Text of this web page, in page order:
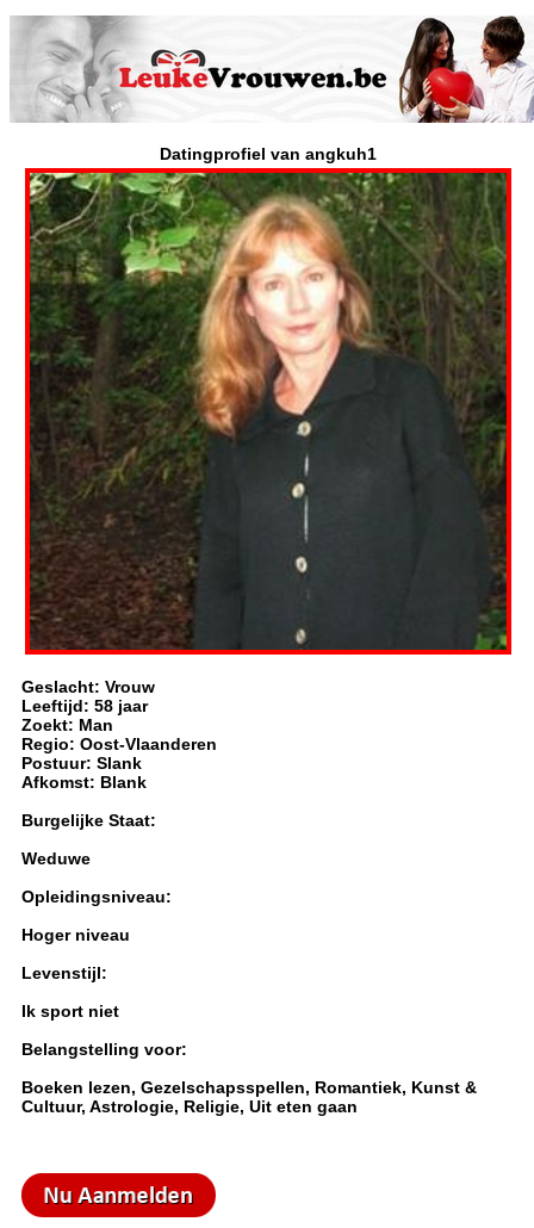
Datingprofiel van angkuh1
Geslacht: Vrouw
Leeftijd: 58 jaar
Zoekt: Man
Regio: Oost-Vlaanderen
Postuur: Slank
Afkomst: Blank
Burgelijke Staat:
Weduwe
Opleidingsniveau:
Hoger niveau
Levenstijl:
Ik sport niet
Belangstelling voor:
Boeken lezen, Gezelschapsspellen, Romantiek, Kunst &
Cultuur, Astrologie, Religie, Uit eten gaan